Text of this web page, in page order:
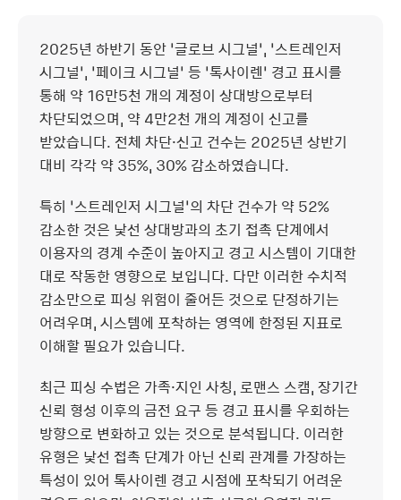
2025년 하반기 동안 ‘글로브 시그널’, ‘스트레인저
시그널’, ‘페이크 시그널’ 등 ‘톡사이렌’ 경고 표시를
통해 약 16만5천 개의 계정이 상대방으로부터
차단되었으며, 약 4만2천 개의 계정이 신고를
받았습니다. 전체 차단·신고 건수는 2025년 상반기
대비 각각 약 35%, 30% 감소하였습니다.
특히 ‘스트레인저 시그널’의 차단 건수가 약 52%
감소한 것은 낯선 상대방과의 초기 접촉 단계에서
이용자의 경계 수준이 높아지고 경고 시스템이 기대한
대로 작동한 영향으로 보입니다. 다만 이러한 수치적
감소만으로 피싱 위험이 줄어든 것으로 단정하기는
어려우며, 시스템에 포착하는 영역에 한정된 지표로
이해할 필요가 있습니다.
최근 피싱 수법은 가족·지인 사칭, 로맨스 스캠, 장기간
신뢰 형성 이후의 금전 요구 등 경고 표시를 우회하는
방향으로 변화하고 있는 것으로 분석됩니다. 이러한
유형은 낯선 접촉 단계가 아닌 신뢰 관계를 가장하는
특성이 있어 톡사이렌 경고 시점에 포착되기 어려운